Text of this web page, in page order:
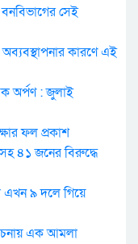
সেই
অব্যবস্থাপনার কারণে এই
অর্পণ : জুলাই
ফল প্রকাশ
৪১ জনের বিরুদ্ধে
৯ দলে গিয়ে
এক আমলা